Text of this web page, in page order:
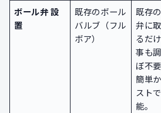
ボール弁 設
置
既存のボール
バルブ（フル
ボア）
既存
弁に
るだ
事も
ぼ不
簡単
スト
能。